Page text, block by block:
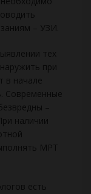
– УЗИ.
тех
при
в начале
Современные
–
наличии
МРТ
есть